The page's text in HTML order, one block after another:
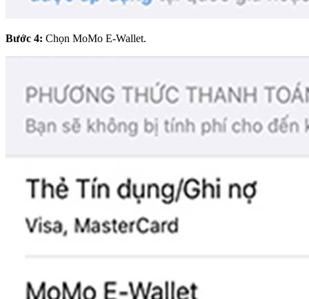
Bước 4: Chọn MoMo E-Wallet.